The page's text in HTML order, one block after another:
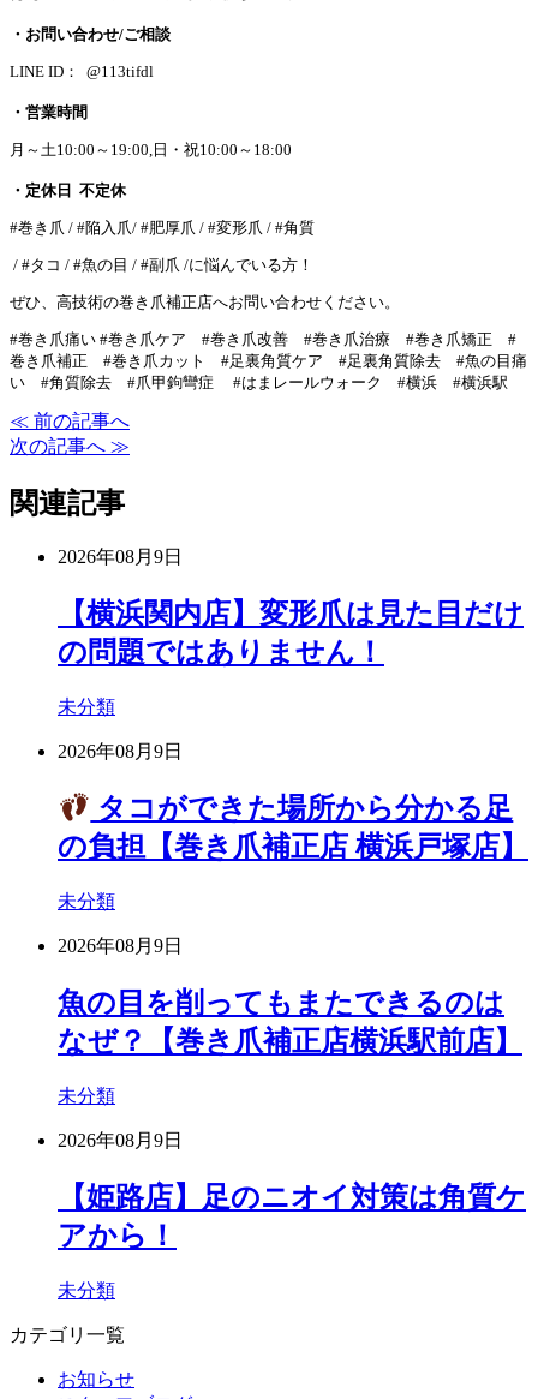
・お問い合わせ/ご相談
LINE ID： @113tifdl
・営業時間
月～土10:00～19:00,日・祝10:00～18:00
・定休日 不定休
#巻き爪 / #陥入爪/ #肥厚爪 / #変形爪 / #角質
/ #タコ / #魚の目 / #副爪 /に悩んでいる方！
ぜひ、高技術の巻き爪補正店へお問い合わせください。
#巻き爪痛い #巻き爪ケア #巻き爪改善 #巻き爪治療 #巻き爪矯正 #
巻き爪補正 #巻き爪カット #足裏角質ケア #足裏角質除去 #魚の目痛
い #角質除去 #爪甲鉤彎症 #はまレールウォーク #横浜 #横浜駅
≪ 前の記事へ
次の記事へ ≫
関連記事
2026年08月9日
【横浜関内店】変形爪は見た目だけ
の問題ではありません！
未分類
2026年08月9日
タコができた場所から分かる足
の負担【巻き爪補正店 横浜戸塚店】
未分類
2026年08月9日
魚の目を削ってもまたできるのは
なぜ？【巻き爪補正店横浜駅前店】
未分類
2026年08月9日
【姫路店】足のニオイ対策は角質ケ
アから！
未分類
カテゴリ一覧
お知らせ